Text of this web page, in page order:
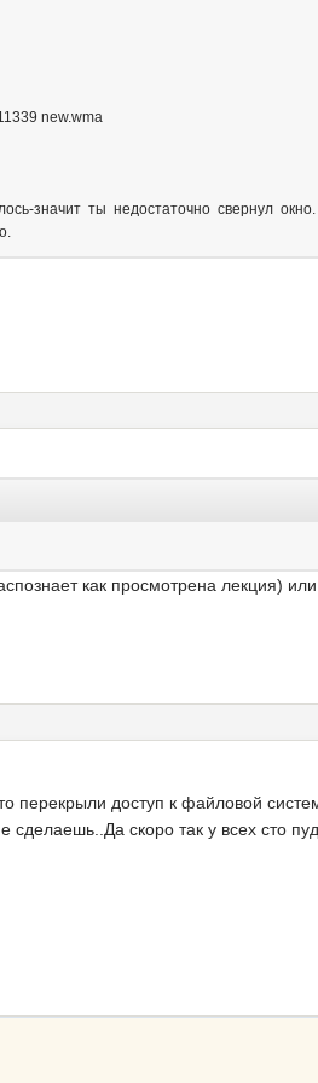
new.wma
значит ты недостаточно свернул окно.
как просмотрена лекция)
перекрыли доступ к файловой
сделаешь..Да скоро так у всех сто